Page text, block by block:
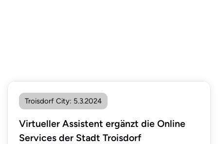
Troisdorf City: 5.3.2024
Virtueller Assistent ergänzt die Online
Services der Stadt Troisdorf